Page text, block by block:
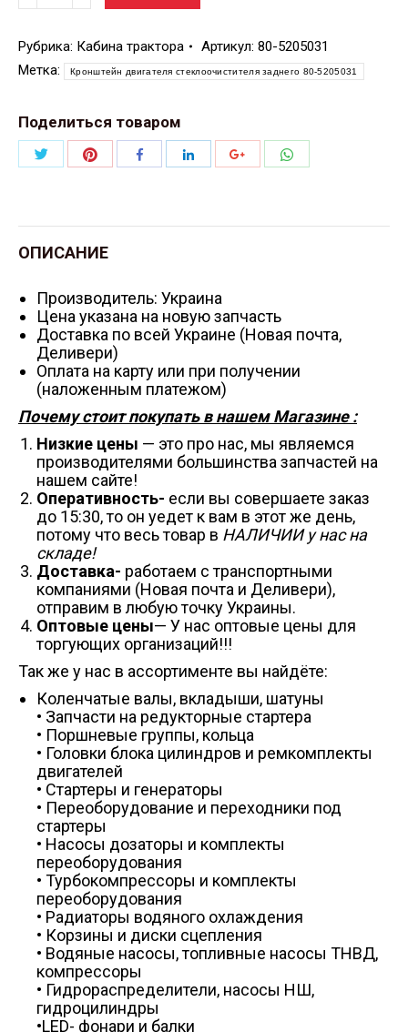
Рубрика: Кабина трактора Артикул: 80-5205031
Метка:
Кронштейн двигателя стеклоочистителя заднего 80-5205031
Поделиться товаром
ПоделитьсяПоделитьсяПоделитьсяПоделитьсяПоделиться
ОПИСАНИЕ
Производитель: Украина
Цена указана на новую запчасть
Доставка по всей Украине (Новая почта,
Деливери)
Оплата на карту или при получении
(наложенным платежом)
Почему стоит покупать в нашем Магазине :
Низкие цены — это про нас, мы являемся
производителями большинства запчастей на
нашем сайте!
Оперативность- если вы совершаете заказ
до 15:30, то он уедет к вам в этот же день,
потому что весь товар в НАЛИЧИИ у нас на
складе!
Доставка- работаем с транспортными
компаниями (Новая почта и Деливери),
отправим в любую точку Украины.
Оптовые цены— У нас оптовые цены для
торгующих организаций!!!
Так же у нас в ассортименте вы найдёте:
Коленчатые валы, вкладыши, шатуны
• Запчасти на редукторные стартера
• Поршневые группы, кольца
• Головки блока цилиндров и ремкомплекты
двигателей
• Стартеры и генераторы
• Переоборудование и переходники под
стартеры
• Насосы дозаторы и комплекты
переоборудования
• Турбокомпрессоры и комплекты
переоборудования
• Радиаторы водяного охлаждения
• Корзины и диски сцепления
• Водяные насосы, топливные насосы ТНВД,
компрессоры
• Гидрораспределители, насосы НШ,
гидроцилиндры
•LED- фонари и балки